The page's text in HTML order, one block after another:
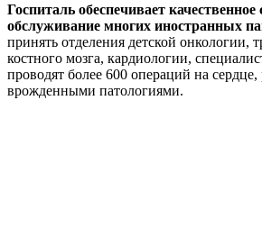
Госпиталь обеспечивает
обслуживание многих иностранных
принять отделения детской онкологии,
костного мозга, кардиологии,
проводят более 600 операций на сердце,
врожденными патологиями.